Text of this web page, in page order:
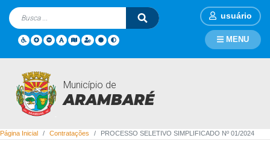
usuário
Município de
ARAMBARÉ
MENU
Contratações
Página Inicial Contratações PROCESSO SELETIVO SIMPLIFICADO Nº 01/2024